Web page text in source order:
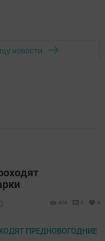
новости
828 0 0